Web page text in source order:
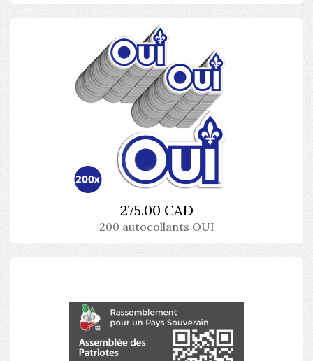
275.00 CAD
200 autocollants OUI